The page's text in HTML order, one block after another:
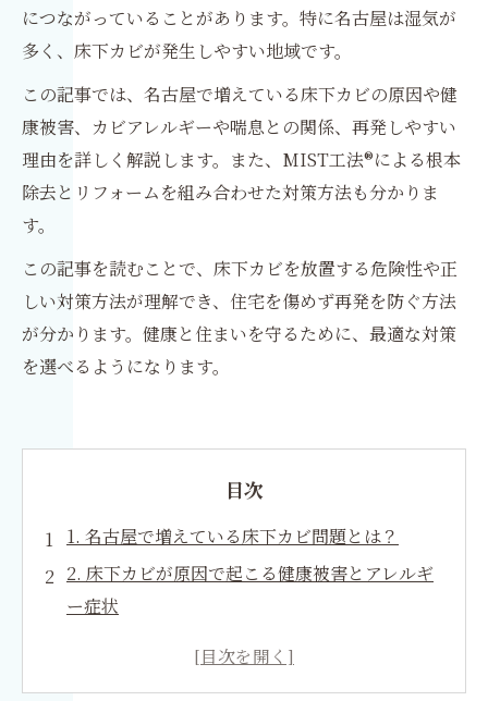
につながっていることがあります。特に名古屋は湿気が
多く、床下カビが発生しやすい地域です。
この記事では、名古屋で増えている床下カビの原因や健
康被害、カビアレルギーや喘息との関係、再発しやすい
理由を詳しく解説します。また、MIST工法®による根本
除去とリフォームを組み合わせた対策方法も分かりま
す。
この記事を読むことで、床下カビを放置する危険性や正
しい対策方法が理解でき、住宅を傷めず再発を防ぐ方法
が分かります。健康と住まいを守るために、最適な対策
を選べるようになります。
目次
1. 名古屋で増えている床下カビ問題とは？
2. 床下カビが原因で起こる健康被害とアレルギ
ー症状
3. 床下カビが発生する主な原因